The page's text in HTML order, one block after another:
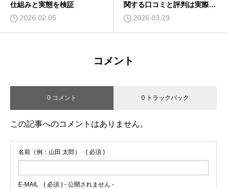
仕組みと実態を検証
2026.02.05
関する口コミと評判は実際の
ところどうなのか
2026.03.29
コメント
0 コメント 0 トラックバック
この記事へのコメントはありません。
名前（例：山田 太郎） ( 必須 )
E-MAIL ( 必須 ) - 公開されません -